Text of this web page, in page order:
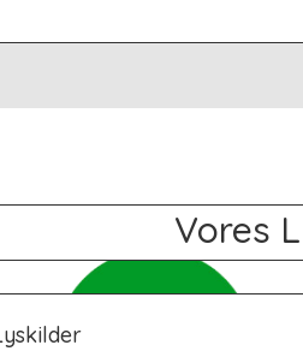
Vores